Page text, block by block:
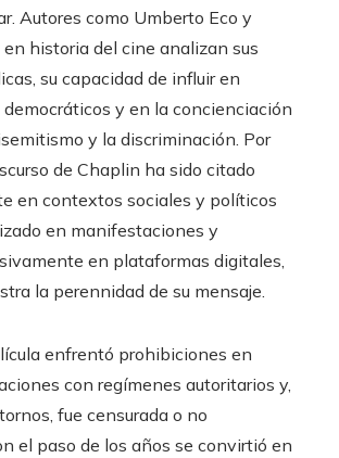
Autores como Umberto Eco y
historia del cine analizan sus
su capacidad de influir en
y en la concienciación
y la discriminación. Por
de Chaplin ha sido citado
en contextos sociales y políticos
en manifestaciones y
en plataformas digitales,
la perennidad de su mensaje.
enfrentó prohibiciones en
con regímenes autoritarios y,
fue censurada o no
el paso de los años se convirtió en